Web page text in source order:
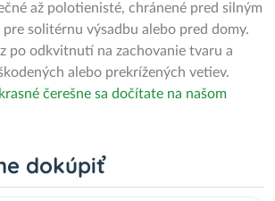
až polotienisté, chránené pred silným
solitérnu výsadbu alebo pred domy.
po odkvitnutí na zachovanie tvaru a
alebo prekrížených vetiev.
čerešne sa dočítate na našom
dokúpiť